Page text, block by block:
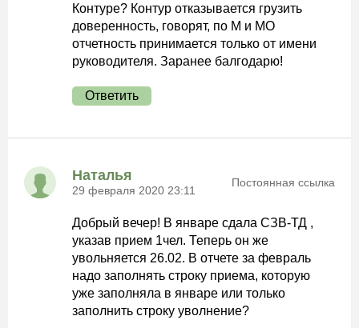
Контуре? Контур отказывается грузить
доверенность, говорят, по М и МО
отчетность принимается только от имени
руководителя. Заранее балгодарю!
Ответить
Наталья
29 февраля 2020 23:11
Постоянная ссылка
Добрый вечер! В январе сдала СЗВ-ТД ,
указав прием 1чел. Теперь он же
увольняется 26.02. В отчете за февраль
надо заполнять строку приема, которую
уже заполняла в январе или только
заполнить строку уволнение?